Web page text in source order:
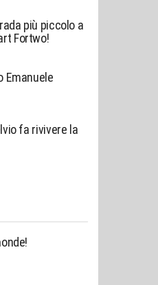
più piccolo a
Fortwo!
Emanuele
fa rivivere la